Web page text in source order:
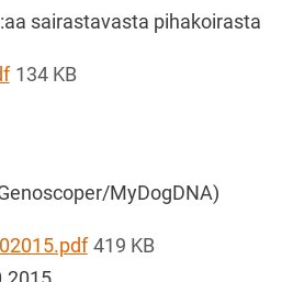
sairastavasta pihakoirasta
134 KB
MyDogDNA)
419 KB